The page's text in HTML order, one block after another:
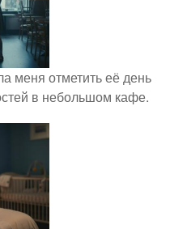
меня отметить её день
в небольшом кафе.